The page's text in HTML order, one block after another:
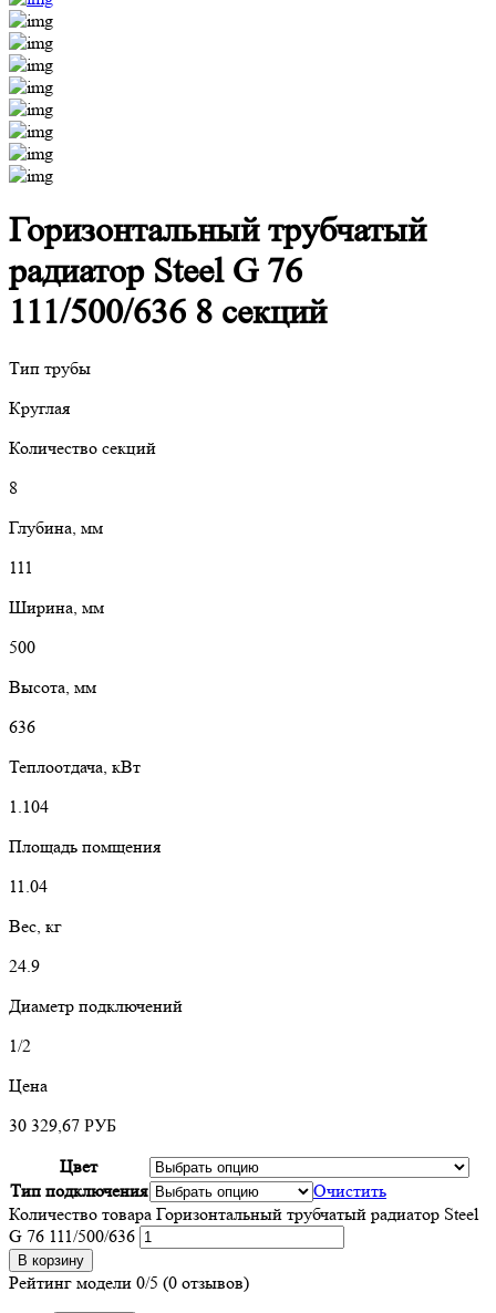
Горизонтальный трубчатый
радиатор Steel G 76
111/500/636 8 секций
Тип трубы
Круглая
Количество секций
8
Глубина, мм
111
Ширина, мм
500
Высота, мм
636
Теплоотдача, кВт
1.104
Площадь помщения
11.04
Вес, кг
24.9
Диаметр подключений
1/2
Цена
30 329,67 РУБ
Цвет
Тип подключения
Очистить
Количество товара Горизонтальный трубчатый радиатор Steel
G 76 111/500/636
В корзину
Рейтинг модели 0/5 (0 отзывов)